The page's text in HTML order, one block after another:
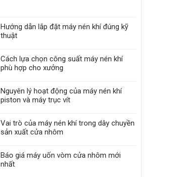
Hướng dẫn lắp đặt máy nén khí đúng kỹ
thuật
Cách lựa chọn công suất máy nén khí
phù hợp cho xưởng
Nguyên lý hoạt động của máy nén khí
piston và máy trục vít
Vai trò của máy nén khí trong dây chuyền
sản xuất cửa nhôm
Báo giá máy uốn vòm cửa nhôm mới
nhất